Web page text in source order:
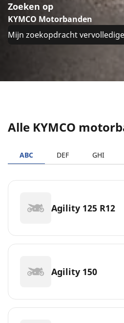
Zoeken op
KYMCO Motorbanden
Mijn zoekopdracht
Alle KYMCO
ABC DEF GHI
Agility 125 R12
Agility 150